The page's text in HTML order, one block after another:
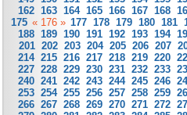
162 163 164 165 166 167 168
175 « 176 » 177 178 179 180 181
188 189 190 191 192 193 194
201 202 203 204 205 206 207
214 215 216 217 218 219 220
227 228 229 230 231 232 233
240 241 242 243 244 245 246
253 254 255 256 257 258 259
266 267 268 269 270 271 272